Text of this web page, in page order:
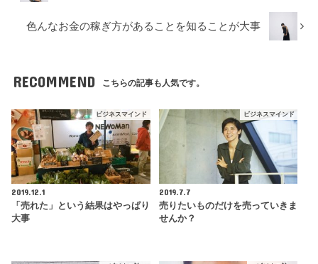
色んなお金の稼ぎ方があることを知ることが大事
RECOMMEND こちらの記事も人気です。
ビジネスマインド
2019.12.1
「売れた」という結果はやっぱり
大事
ビジネスマインド
2019.7.7
売りたいものだけを売っていきま
せんか？